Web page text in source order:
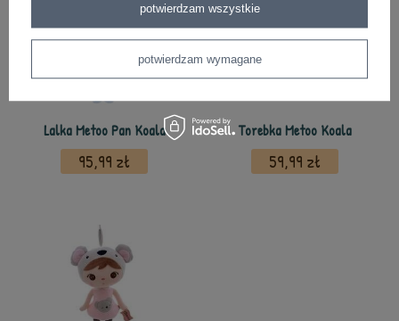
Lalka Metoo Pan Koala
95,99 zł
Torebka Metoo Koala
59,99 zł
potwierdzam wymagane
potwierdzam wszystkie